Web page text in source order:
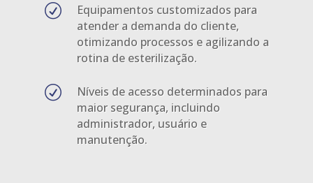
R
Equipamentos customizados para
atender a demanda do cliente,
otimizando processos e agilizando a
rotina de esterilização.
R
Níveis de acesso determinados para
maior segurança, incluindo
administrador, usuário e
manutenção.